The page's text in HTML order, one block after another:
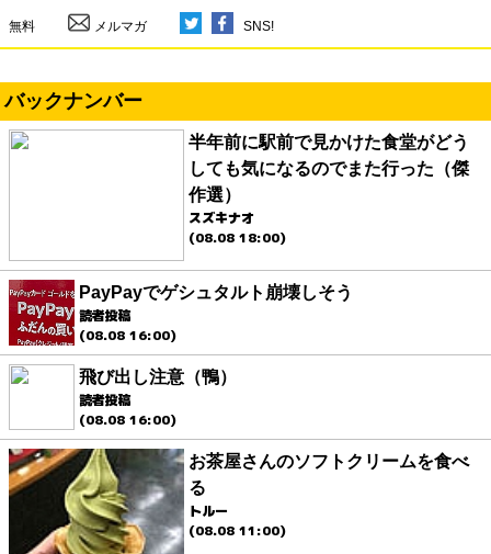
無料 メルマガ SNS!
バックナンバー
半年前に駅前で見かけた食堂がどう
しても気になるのでまた行った（傑
作選）
スズキナオ
(08.08 18:00)
PayPayでゲシュタルト崩壊しそう
読者投稿
(08.08 16:00)
飛び出し注意（鴨）
読者投稿
(08.08 16:00)
お茶屋さんのソフトクリームを食べ
る
トルー
(08.08 11:00)